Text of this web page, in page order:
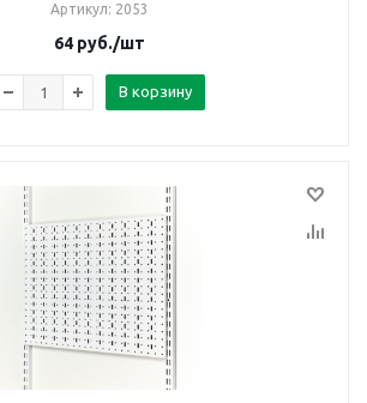
Артикул: 2053
64руб./шт
В корзину